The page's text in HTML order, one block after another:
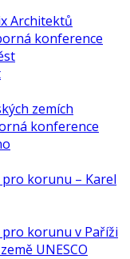
Architektů
konference
zemích
konference
korunu – Karel
korunu v Paříži
UNESCO